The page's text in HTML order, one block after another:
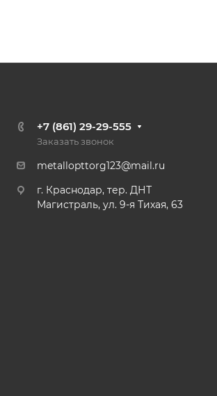
+7 (861) 29-29-555
Заказать звонок
metallopttorg123@mail.ru
г. Краснодар, тер. ДНТ
Магистраль, ул. 9-я Тихая, 63